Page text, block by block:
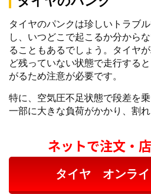
タイヤのパンクは珍しいトラブ
し、いつどこで起こるか分から
ることもあるでしょう。タイヤ
ど残っていない状態で走行する
がるため注意が必要です。
特に、空気圧不足状態で段差を
一部に大きな負荷がかかり、割れ
ネットで注文・
タイヤ オンライ